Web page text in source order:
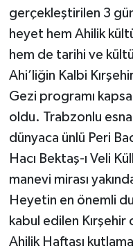
gerçekleştirilen 3
heyet hem Ahilik
hem de tarihi ve
Ahi’liğin Kalbi
Gezi programı
oldu. Trabzonlu
dünyaca ünlü Peri
Hacı Bektaş-ı Veli
manevi mirası
Heyetin en önemli
kabul edilen
Ahilik Haftası